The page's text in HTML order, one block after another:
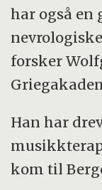
har også en
forsker
Han har
kom til